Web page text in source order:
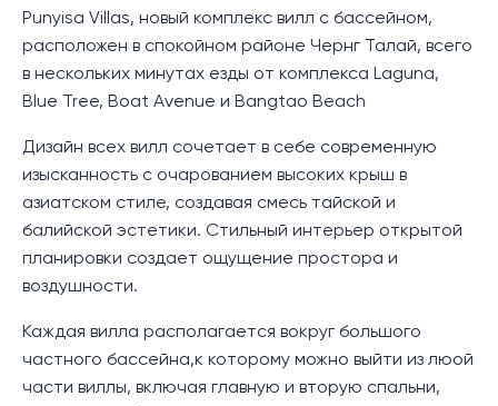
Punyisa Villas, новый комплекс вилл с бассейном,
расположен в спокойном районе Чернг Талай, всего
в нескольких минутах езды от комплекса Laguna,
Blue Tree, Boat Avenue и Bangtao Beach
Дизайн всех вилл сочетает в себе современную
изысканность с очарованием высоких крыш в
азиатском стиле, создавая смесь тайской и
балийской эстетики. Стильный интерьер открытой
планировки создает ощущение простора и
воздушности.
Каждая вилла располагается вокруг большого
частного бассейна,к которому можно выйти из люой
части виллы, включая главную и вторую спальни,